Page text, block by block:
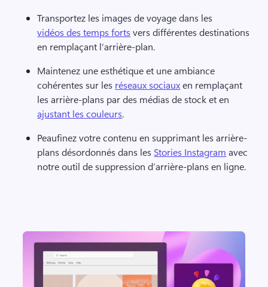
Transportez les images de voyage dans les
vidéos des temps forts vers différentes destinations
en remplaçant l’arrière-plan.
Maintenez une esthétique et une ambiance
cohérentes sur les réseaux sociaux en remplaçant
les arrière-plans par des médias de stock et en
ajustant les couleurs.
Peaufinez votre contenu en supprimant les arrière-
plans désordonnés dans les Stories Instagram avec
notre outil de suppression d’arrière-plans en ligne.